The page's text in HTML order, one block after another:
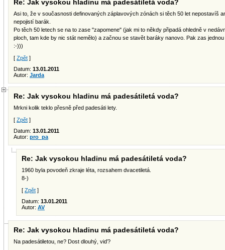
Re: Jak vysokou hladinu má padesátiletá voda?
Asi to, že v současnosti definovaných záplavových zónách si těch 50 let nepostavíš
nepojistí barák.
Po těch 50 letech se na to zase "zapomene" (jak mi to někdy připadá ohledně v
ploch, tam kde by nic stát nemělo) a začnou se stavět baráky nanovo. Pak zas
:-)))
[ Zpět ]
Datum: 13.01.2011
Autor: Jarda
Re: Jak vysokou hladinu má padesátiletá voda?
Mrkni kolik teklo přesně před padesáti lety.
[ Zpět ]
Datum: 13.01.2011
Autor: pro_pa
Re: Jak vysokou hladinu má padesátiletá voda?
1960 byla povodeň zkraje léta, rozsahem dvacetiletá.
8-)
[ Zpět ]
Datum: 13.01.2011
Autor: AV
Re: Jak vysokou hladinu má padesátiletá voda?
Na padesátiletou, ne? Dost dlouhý, viď?